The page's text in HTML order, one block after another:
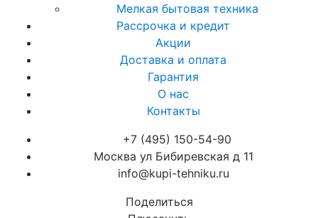
Мелкая бытовая техника
Рассрочка и кредит
Акции
Доставка и оплата
Гарантия
О нас
Контакты
+7 (495) 150-54-90
Москва ул Бибиревская д 11
info@kupi-tehniku.ru
Поделиться